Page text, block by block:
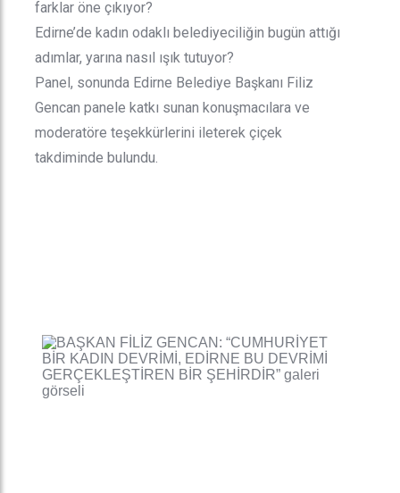
farklar öne çıkıyor?
Edirne’de kadın odaklı belediyeciliğin bugün attığı
adımlar, yarına nasıl ışık tutuyor?
Panel, sonunda Edirne Belediye Başkanı Filiz
Gencan panele katkı sunan konuşmacılara ve
moderatöre teşekkürlerini ileterek çiçek
takdiminde bulundu.